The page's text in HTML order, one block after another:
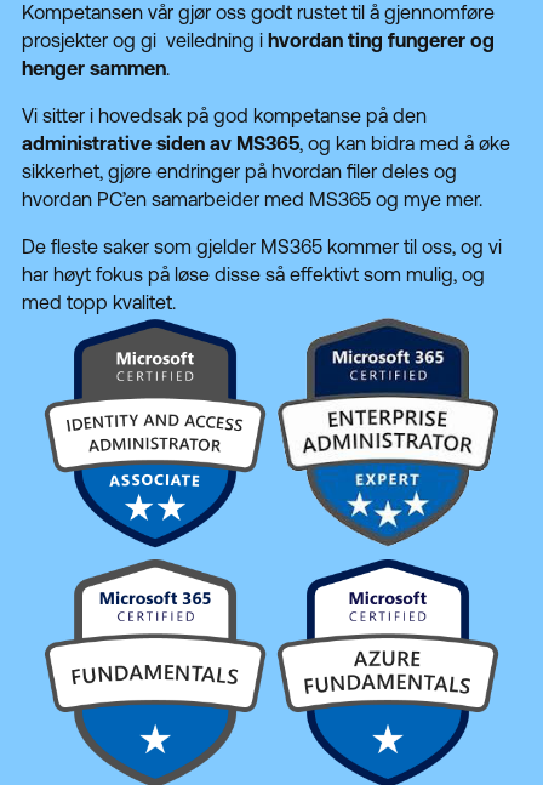
Kompetansen vår gjør oss godt rustet til å gjennomføre
prosjekter og gi veiledning ihvordan ting fungerer og
henger sammen.
Vi sitter i hovedsak på god kompetanse på den
administrative siden av MS365, og kan bidra med å øke
sikkerhet, gjøre endringer på hvordan filer deles og
hvordan PC’en samarbeider med MS365 og mye mer.
De fleste saker som gjelder MS365 kommer til oss, og vi
har høyt fokus på løse disse så effektivt som mulig, og
med topp kvalitet.